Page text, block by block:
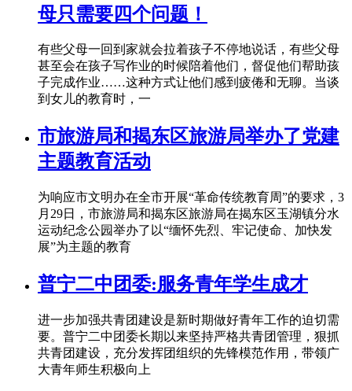
母只需要四个问题！
有些父母一回到家就会拉着孩子不停地说话，有些父母
甚至会在孩子写作业的时候陪着他们，督促他们帮助孩
子完成作业……这种方式让他们感到疲倦和无聊。当谈
到女儿的教育时，一
市旅游局和揭东区旅游局举办了党建
主题教育活动
为响应市文明办在全市开展“革命传统教育周”的要求，3
月29日，市旅游局和揭东区旅游局在揭东区玉湖镇分水
运动纪念公园举办了以“缅怀先烈、牢记使命、加快发
展”为主题的教育
普宁二中团委:服务青年学生成才
进一步加强共青团建设是新时期做好青年工作的迫切需
要。普宁二中团委长期以来坚持严格共青团管理，狠抓
共青团建设，充分发挥团组织的先锋模范作用，带领广
大青年师生积极向上